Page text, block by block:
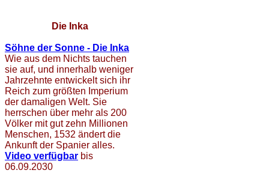
Die Inka
Söhne der Sonne - Die Inka
Wie aus dem Nichts tauchen
sie auf, und innerhalb weniger
Jahrzehnte entwickelt sich ihr
Reich zum größten Imperium
der damaligen Welt. Sie
herrschen über mehr als 200
Völker mit gut zehn Millionen
Menschen, 1532 ändert die
Ankunft der Spanier alles.
Video verfügbar bis
06.09.2030